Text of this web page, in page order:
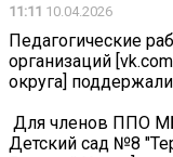
11:11 10.04.2026
Педагогические
организаций
округа]
Для членов ППО
Детский сад №8